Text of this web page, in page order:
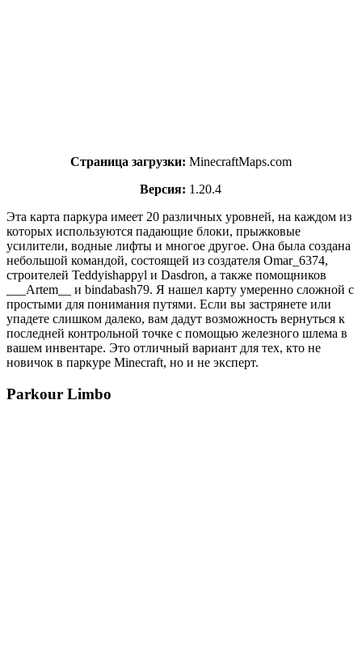
Страница загрузки: MinecraftMaps.com
Версия: 1.20.4
Эта карта паркура имеет 20 различных уровней, на каждом из
которых используются падающие блоки, прыжковые
усилители, водные лифты и многое другое. Она была создана
небольшой командой, состоящей из создателя Omar_6374,
строителей Teddyishappyl и Dasdron, а также помощников
___Artem__ и bindabash79. Я нашел карту умеренно сложной с
простыми для понимания путями. Если вы застрянете или
упадете слишком далеко, вам дадут возможность вернуться к
последней контрольной точке с помощью железного шлема в
вашем инвентаре. Это отличный вариант для тех, кто не
новичок в паркуре Minecraft, но и не эксперт.
Parkour Limbo